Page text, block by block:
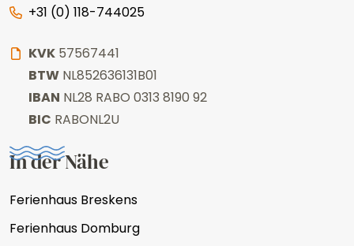
+31 (0) 118-744025
KVK 57567441
BTW NL852636131B01
IBAN NL28 RABO 0313 8190 92
BIC RABONL2U
In der Nähe
Ferienhaus Breskens
Ferienhaus Domburg